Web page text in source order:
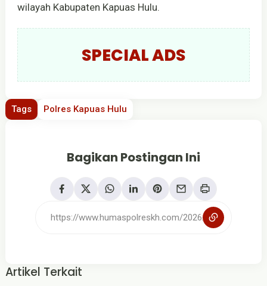
wilayah Kabupaten Kapuas Hulu.
SPECIAL ADS
Tags Polres Kapuas Hulu
Bagikan Postingan Ini
Artikel Terkait